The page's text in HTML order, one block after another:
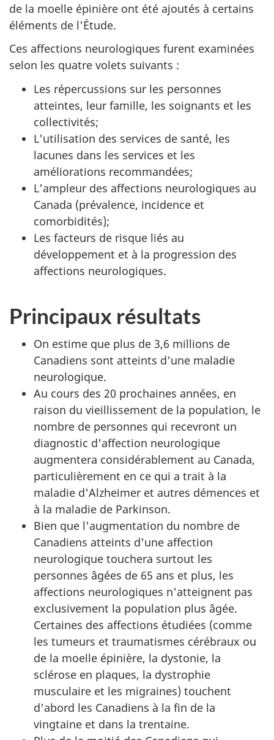
de la moelle épinière ont été ajoutés à certains
éléments de l'Étude.
Ces affections neurologiques furent examinées
selon les quatre volets suivants :
Les répercussions sur les personnes
atteintes, leur famille, les soignants et les
collectivités;
L'utilisation des services de santé, les
lacunes dans les services et les
améliorations recommandées;
L'ampleur des affections neurologiques au
Canada (prévalence, incidence et
comorbidités);
Les facteurs de risque liés au
développement et à la progression des
affections neurologiques.
Principaux résultats
On estime que plus de 3,6 millions de
Canadiens sont atteints d'une maladie
neurologique.
Au cours des 20 prochaines années, en
raison du vieillissement de la population, le
nombre de personnes qui recevront un
diagnostic d'affection neurologique
augmentera considérablement au Canada,
particulièrement en ce qui a trait à la
maladie d'Alzheimer et autres démences et
à la maladie de Parkinson.
Bien que l'augmentation du nombre de
Canadiens atteints d'une affection
neurologique touchera surtout les
personnes âgées de 65 ans et plus, les
affections neurologiques n'atteignent pas
exclusivement la population plus âgée.
Certaines des affections étudiées (comme
les tumeurs et traumatismes cérébraux ou
de la moelle épinière, la dystonie, la
sclérose en plaques, la dystrophie
musculaire et les migraines) touchent
d'abord les Canadiens à la fin de la
vingtaine et dans la trentaine.